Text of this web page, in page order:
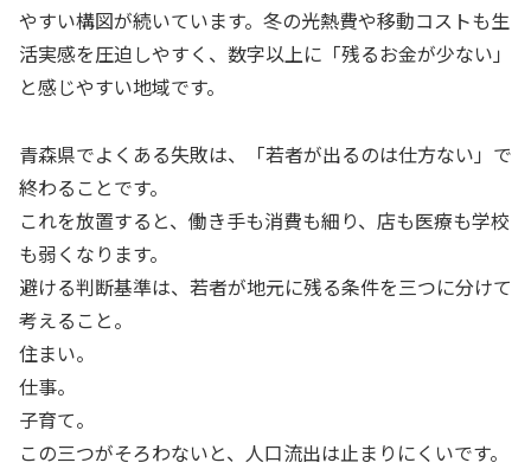
やすい構図が続いています。冬の光熱費や移動コストも生
活実感を圧迫しやすく、数字以上に「残るお金が少ない」
と感じやすい地域です。
青森県でよくある失敗は、「若者が出るのは仕方ない」で
終わることです。
これを放置すると、働き手も消費も細り、店も医療も学校
も弱くなります。
避ける判断基準は、若者が地元に残る条件を三つに分けて
考えること。
住まい。
仕事。
子育て。
この三つがそろわないと、人口流出は止まりにくいです。